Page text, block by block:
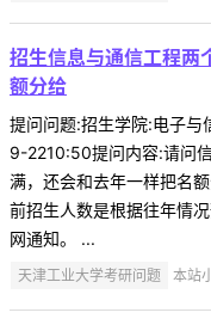
招生信息与通信工程两
额分给
提问问题:招生学院:电子
9-2210:50提问内容:请问
满，还会和去年一样把名
前招生人数是根据往年情
网通知。 ...
天津工业大学考研问题 本站